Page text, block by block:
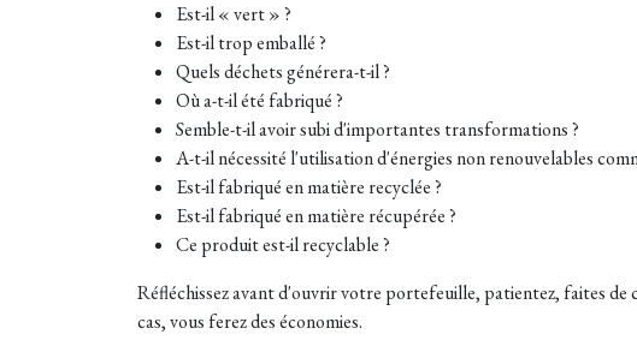
Est-il « vert » ?
Est-il trop emballé ?
Quels déchets générera-t-il ?
Où a-t-il été fabriqué ?
Semble-t-il avoir subi d'importantes transformations ?
A-t-il nécessité l'utilisation d'énergies non renouvelables
Est-il fabriqué en matière recyclée ?
Est-il fabriqué en matière récupérée ?
Ce produit est-il recyclable ?
Réfléchissez avant d'ouvrir votre portefeuille, patientez, faites de
cas, vous ferez des économies.